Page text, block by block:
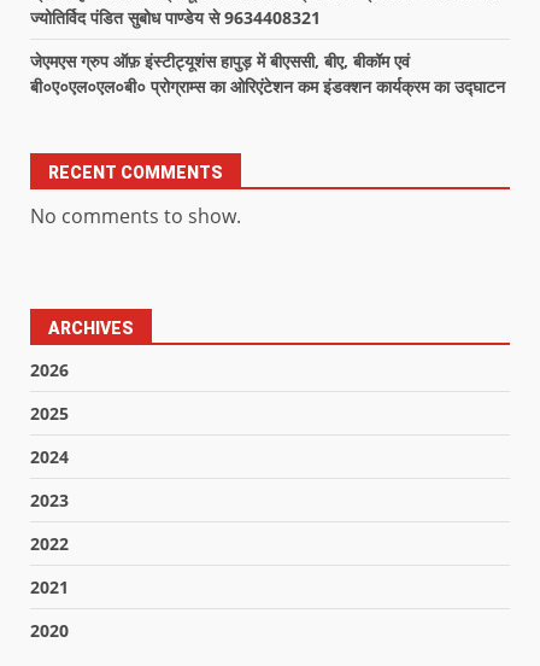
ज्योतिर्विद पंडित सुबोध पाण्डेय से 9634408321
जेएमएस ग्रुप ऑफ़ इंस्टीट्यूशंस हापुड़ में बीएससी, बीए, बीकॉम एवं
बी०ए०एल०एल०बी० प्रोग्राम्स का ओरिएंटेशन कम इंडक्शन कार्यक्रम का उद्घाटन
RECENT COMMENTS
No comments to show.
ARCHIVES
2026
2025
2024
2023
2022
2021
2020